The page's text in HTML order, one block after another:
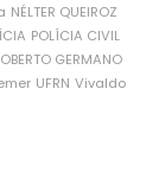
NÉLTER QUEIROZ
POLÍCIA CIVIL
GERMANO
UFRN Vivaldo